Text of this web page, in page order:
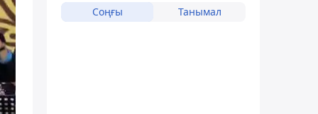
Соңғы Танымал